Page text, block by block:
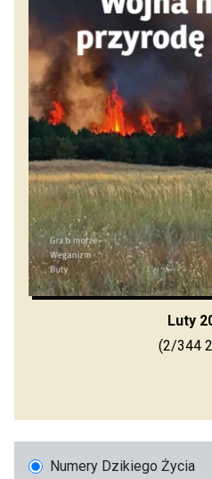
Luty
(2/344
Numery Dzikiego Życia